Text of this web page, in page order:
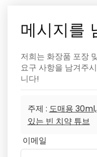
메시지를
저희는 화장품 포장
요구 사항을 남겨주
니다!
주제 : 도매용
있는 빈 치약 튜브
이메일